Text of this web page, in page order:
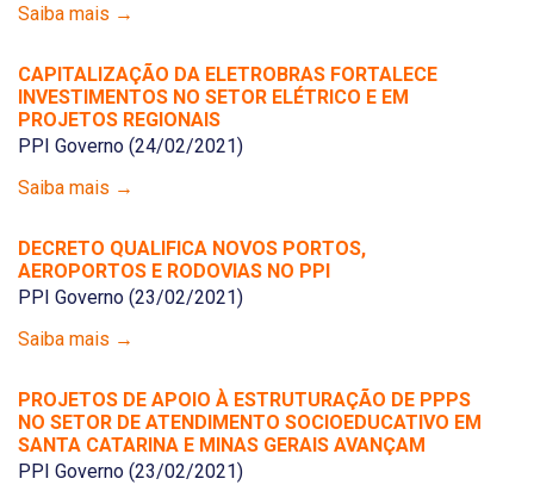
Saiba mais →
CAPITALIZAÇÃO DA ELETROBRAS FORTALECE
INVESTIMENTOS NO SETOR ELÉTRICO E EM
PROJETOS REGIONAIS
PPI Governo (24/02/2021)
Saiba mais →
DECRETO QUALIFICA NOVOS PORTOS,
AEROPORTOS E RODOVIAS NO PPI
PPI Governo (23/02/2021)
Saiba mais →
PROJETOS DE APOIO À ESTRUTURAÇÃO DE PPPS
NO SETOR DE ATENDIMENTO SOCIOEDUCATIVO EM
SANTA CATARINA E MINAS GERAIS AVANÇAM
PPI Governo (23/02/2021)